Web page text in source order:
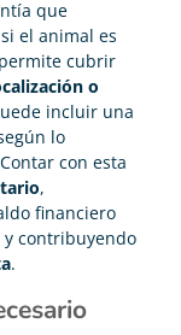
que
si el animal es
cubrir
o
incluir una
lo
con esta
,
financiero
contribuyendo
.